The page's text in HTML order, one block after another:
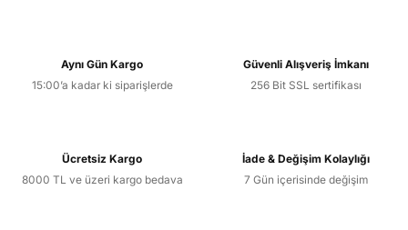
Aynı Gün Kargo
15:00’a kadar ki siparişlerde
Güvenli Alışveriş İmkanı
256 Bit SSL sertifikası
Ücretsiz Kargo
8000 TL ve üzeri kargo bedava
İade & Değişim Kolaylığı
7 Gün içerisinde değişim